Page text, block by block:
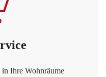
Ihre Wohnräume